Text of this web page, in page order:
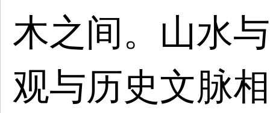
木之间。山水
观与历史文脉